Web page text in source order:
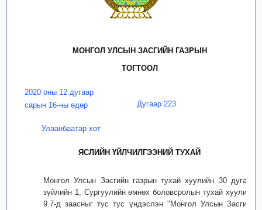
МОНГОЛ УЛСЫН ЗАСГИЙН ГАЗРЫН
ТОГТООЛ
2020 оны 12 дугаар
сарын 16-ны өдөр
Дугаар 223
Улаанбаатар хот
ЯСЛИЙН ҮЙЛЧИЛГЭЭНИЙ ТУХАЙ
Монгол Улсын Засгийн газрын тухай хуулийн 30 дугаар
зүйлийн 1, Сургуулийн өмнөх боловсролын тухай хуулийн
9.7-д заасныг тус тус үндэслэн "Монгол Улсын Засгийн